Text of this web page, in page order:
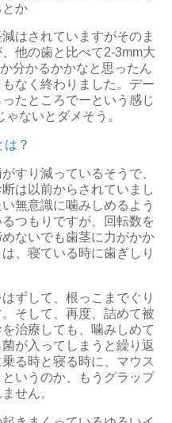
とか
はされていますがそのま
他の歯と比べて2-3mm大
分かるかかなと思ったん
なく終わりました。デー
たところでーという感じ
ないとダメそう。
？
すり減っているそうで、
は以前からされていまし
無意識に噛みしめるよう
つもりですが、回転数を
ないでも歯茎に力がかか
、寝ている時に歯ぎしり
ずして、根っこまでぐり
そして、再度、詰めて被
治療しても、噛みしめて
が入ってしまうと繰り返
る時と寝る時に、マウス
いうのか、もうグラップ
せん。